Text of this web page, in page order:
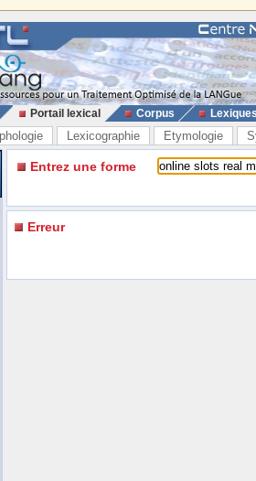
Portail lexical Corpus
Lexicographie Etymologie
Entrez une forme
Erreur